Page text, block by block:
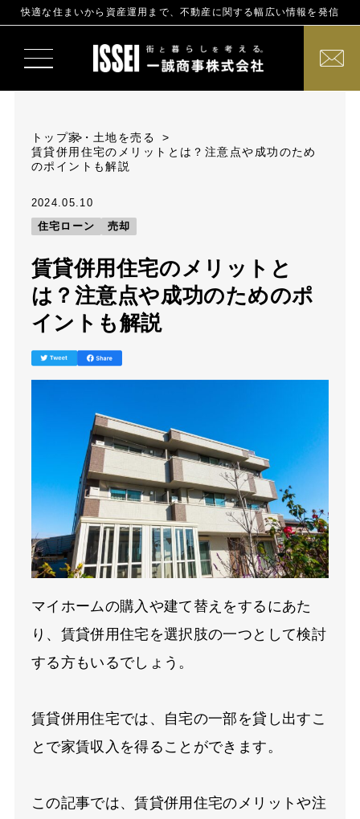
快適な住まいから資産運用まで、不動産に関する幅広い情報を発信
トップ家・土地を売る
賃貸併用住宅のメリットとは？注意点や成功のため
のポイントも解説
2024.05.10
住宅ローン
売却
賃貸併用住宅のメリットと
は？注意点や成功のためのポ
イントも解説
マイホームの購入や建て替えをするにあた
り、賃貸併用住宅を選択肢の一つとして検討
する方もいるでしょう。
賃貸併用住宅では、自宅の一部を貸し出すこ
とで家賃収入を得ることができます。
この記事では、賃貸併用住宅のメリットや注